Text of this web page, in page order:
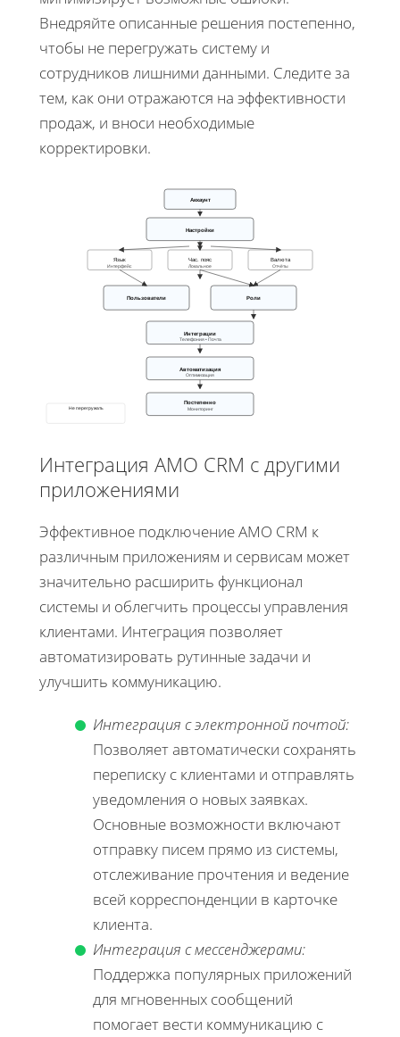
Внедряйте описанные решения постепенно,
чтобы не перегружать систему и
сотрудников лишними данными. Следите за
тем, как они отражаются на эффективности
продаж, и вноси необходимые
корректировки.
Аккаунт
Настройки
Язык
Интерфейс
Час. пояс
Локальное
Валюта
Отчёты
Пользователи Роли
Интеграции
Телефония • Почта
Автоматизация
Оптимизация
Постепенно
Мониторинг
Не перегружать
Интеграция AMO CRM с другими
приложениями
Эффективное подключение AMO CRM к
различным приложениям и сервисам может
значительно расширить функционал
системы и облегчить процессы управления
клиентами. Интеграция позволяет
автоматизировать рутинные задачи и
улучшить коммуникацию.
Интеграция с электронной почтой:
Позволяет автоматически сохранять
переписку с клиентами и отправлять
уведомления о новых заявках.
Основные возможности включают
отправку писем прямо из системы,
отслеживание прочтения и ведение
всей корреспонденции в карточке
клиента.
Интеграция с мессенджерами:
Поддержка популярных приложений
для мгновенных сообщений
помогает вести коммуникацию с